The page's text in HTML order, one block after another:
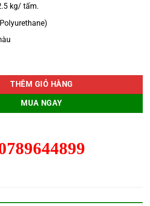
kg/ tấm.
số lượng
THÊM GIỎ HÀNG
MUA NGAY